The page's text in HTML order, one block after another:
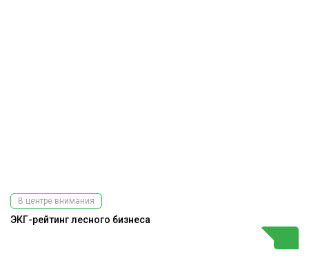
В центре внимания
ЭКГ-рейтинг лесного бизнеса